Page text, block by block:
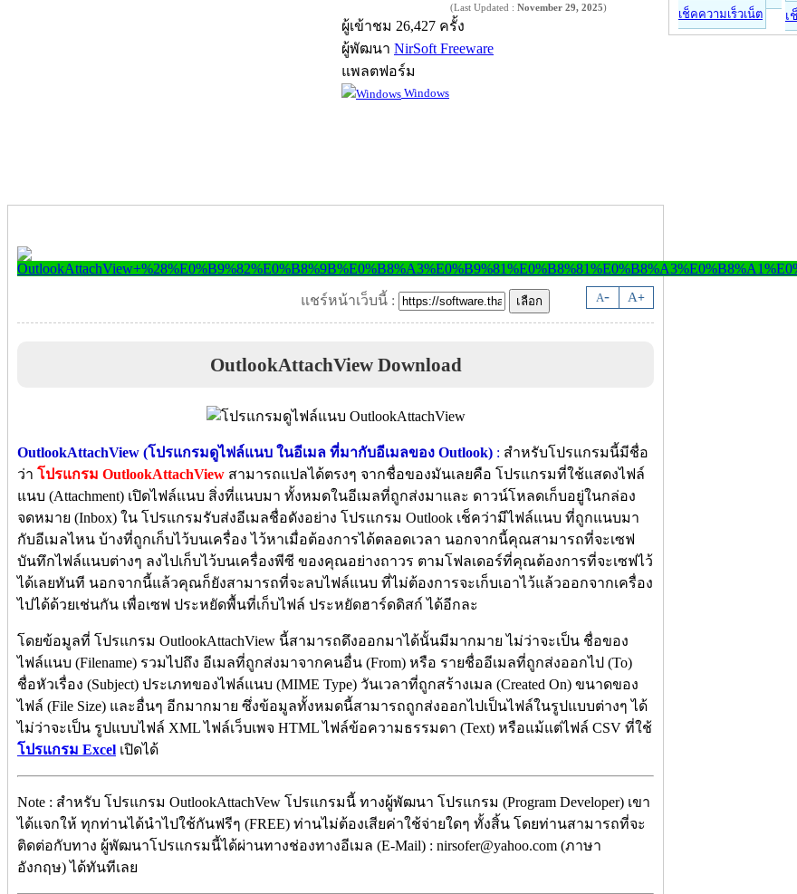
(Last Updated : November 29, 2025)
ผู้เข้าชม 26,427 ครั้ง
ผู้พัฒนา NirSoft Freeware
แพลตฟอร์ม
Windows
A- A+
แชร์หน้าเว็บนี้ :
OutlookAttachView Download
OutlookAttachView (โปรแกรมดูไฟล์แนบ ในอีเมล ที่มากับอีเมลของ Outlook) : สำหรับโปรแกรมนี้มีชื่อ
ว่า โปรแกรม OutlookAttachView สามารถแปลได้ตรงๆ จากชื่อของมันเลยคือ โปรแกรมที่ใช้แสดงไฟล์
แนบ (Attachment) เปิดไฟล์แนบ สิ่งที่แนบมา ทั้งหมดในอีเมลที่ถูกส่งมาและ ดาวน์โหลดเก็บอยู่ในกล่อง
จดหมาย (Inbox) ใน โปรแกรมรับส่งอีเมลชื่อดังอย่าง โปรแกรม Outlook เช็คว่ามีไฟล์แนบ ที่ถูกแนบมา
กับอีเมลไหน บ้างที่ถูกเก็บไว้บนเครื่อง ไว้หาเมื่อต้องการได้ตลอดเวลา นอกจากนี้คุณสามารถที่จะเซฟ
บันทึกไฟล์แนบต่างๆ ลงไปเก็บไว้บนเครื่องพีซี ของคุณอย่างถาวร ตามโฟลเดอร์ที่คุณต้องการที่จะเซฟไว้
ได้เลยทันที นอกจากนี้แล้วคุณก็ยังสามารถที่จะลบไฟล์แนบ ที่ไม่ต้องการจะเก็บเอาไว้แล้วออกจากเครื่อง
ไปได้ด้วยเช่นกัน เพื่อเซฟ ประหยัดพื้นที่เก็บไฟล์ ประหยัดฮาร์ดดิสก์ ได้อีกละ
โดยข้อมูลที่ โปรแกรม OutlookAttachView นี้สามารถดึงออกมาได้นั้นมีมากมาย ไม่ว่าจะเป็น ชื่อของ
ไฟล์แนบ (Filename) รวมไปถึง อีเมลที่ถูกส่งมาจากคนอื่น (From) หรือ รายชื่ออีเมลที่ถูกส่งออกไป (To)
ชื่อหัวเรื่อง (Subject) ประเภทของไฟล์แนบ (MIME Type) วันเวลาที่ถูกสร้างเมล (Created On) ขนาดของ
ไฟล์ (File Size) และอื่นๆ อีกมากมาย ซึ่งข้อมูลทั้งหมดนี้สามารถถูกส่งออกไปเป็นไฟล์ในรูปแบบต่างๆ ได้
ไม่ว่าจะเป็น รูปแบบไฟล์ XML ไฟล์เว็บเพจ HTML ไฟล์ข้อความธรรมดา (Text) หรือแม้แต่ไฟล์ CSV ที่ใช้
โปรแกรม Excel เปิดได้
Note : สำหรับ โปรแกรม OutlookAttachVew โปรแกรมนี้ ทางผู้พัฒนา โปรแกรม (Program Developer) เขา
ได้แจกให้ ทุกท่านได้นำไปใช้กันฟรีๆ (FREE) ท่านไม่ต้องเสียค่าใช้จ่ายใดๆ ทั้งสิ้น โดยท่านสามารถที่จะ
ติดต่อกับทาง ผู้พัฒนาโปรแกรมนี้ได้ผ่านทางช่องทางอีเมล (E-Mail) : nirsofer@yahoo.com (ภาษา
อังกฤษ) ได้ทันทีเลย
เช็คความเร็วเน็ต เ